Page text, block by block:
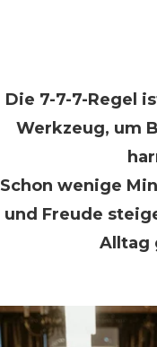
Die 7-7-7-Regel
Werkzeug, um
Schon wenige
und Freude
Alltag